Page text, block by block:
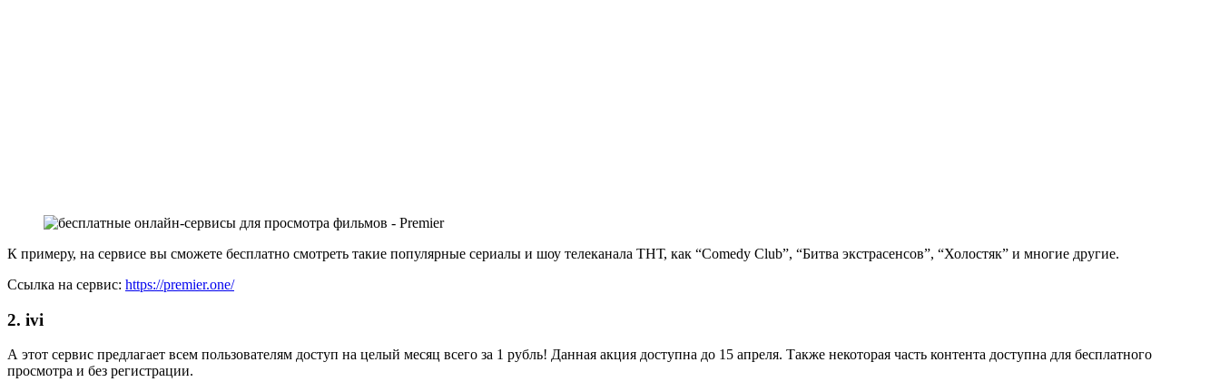
К примеру, на сервисе вы сможете бесплатно смотреть такие популярные сериалы и шоу телеканала ТНТ, как “Comedy Club”, “Битва экстрасенсов”, “Холостяк” и многие другие.
Ссылка на сервис: https://premier.one/
2. ivi
А этот сервис предлагает всем пользователям доступ на целый месяц всего за 1 рубль! Данная акция доступна до 15 апреля. Также некоторая часть контента доступна для бесплатного
просмотра и без регистрации.